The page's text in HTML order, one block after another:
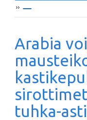
››
Arabia
tuhka-